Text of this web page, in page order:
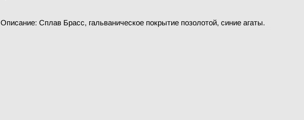
Описание: Сплав Брасс, гальваническое покрытие позолотой, синие агаты.